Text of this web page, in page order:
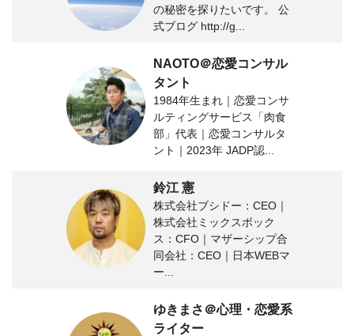
の秘密を探りたいです。 公
式ブログ http://g...
NAOTO＠恋愛コンサル
タント
1984年生まれ｜恋愛コンサ
ルティングサービス「肉食
部」代表｜恋愛コンサルタ
ント｜2023年 JADP認...
鈴江 憲
株式会社ブシドー：CEO｜
株式会社ミックスボック
ス：CFO｜マザーシップ合
同会社：CEO｜日本WEBマ
ー...
ゆきまさ＠心理・恋愛系
ライター